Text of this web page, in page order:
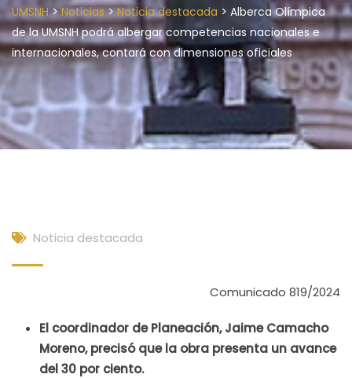
UMSNH> Noticias>Noticia destacada > Alberca Olímpica
de la UMSNH podrá albergar competencias nacionales e
internacionales, contará con dimensiones oficiales
Noticia destacada
Comunicado 819/2024
El coordinador de Planeación, Jaime Camacho
Moreno, precisó que la obra presenta un avance
del 30 por ciento.